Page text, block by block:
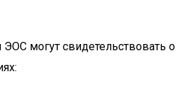
могут свидетельствовать о